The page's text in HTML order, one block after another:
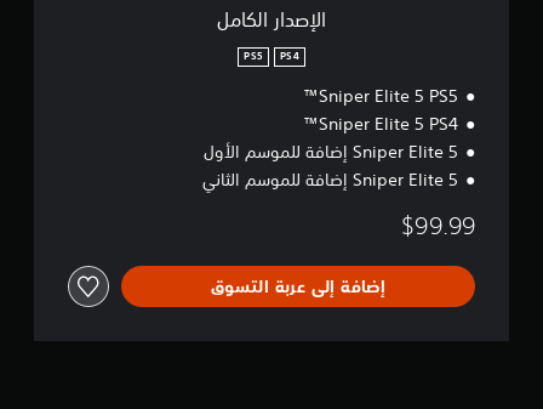
الإصدار الكامل
PS4
PS5
Sniper Elite 5 PS5™
Sniper Elite 5 PS4™
Sniper Elite 5 إضافة للموسم الأول
Sniper Elite 5 إضافة للموسم الثاني
$99.99
إضافة إلى عربة التسوق